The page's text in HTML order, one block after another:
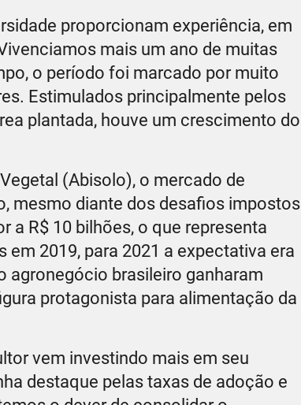
proporcionam experiência, em
mais um ano de muitas
o período foi marcado por muito
Estimulados principalmente pelos
plantada, houve um crescimento do
(Abisolo), o mercado de
mesmo diante dos desafios impostos
a R$ 10 bilhões, o que representa
em 2019, para 2021 a expectativa era
agronegócio brasileiro ganharam
protagonista para alimentação da
vem investindo mais em seu
destaque pelas taxas de adoção e